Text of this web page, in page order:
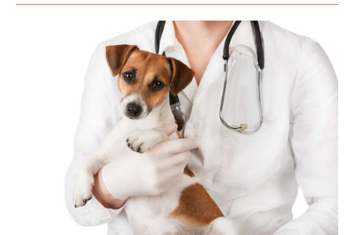
閉じる
PECOアプリをダウンロード済みの方
アプリで開く